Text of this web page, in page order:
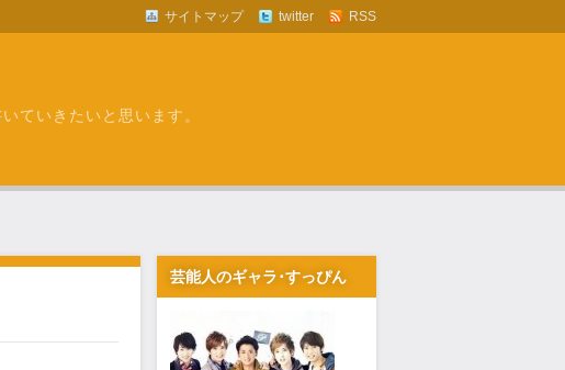
サイトマップ twitter RSS
ていきたいと思います。
芸能人のギャラ･すっぴん